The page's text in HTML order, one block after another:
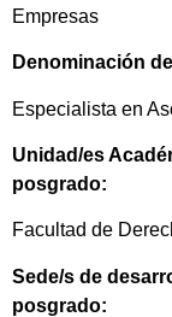
Empresas
Denominación
Especialista en
Unidad/es
posgrado:
Facultad de
Sede/s de
posgrado: